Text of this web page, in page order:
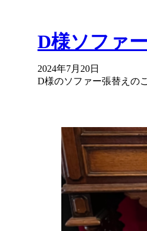
D様ソファ
2024年7月20日
D様のソファー張替えの